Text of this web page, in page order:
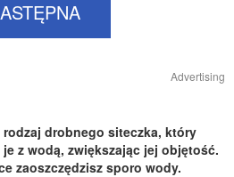
Advertising
rodzaj drobnego siteczka, który
z wodą, zwiększając jej objętość.
zaoszczędzisz sporo wody.